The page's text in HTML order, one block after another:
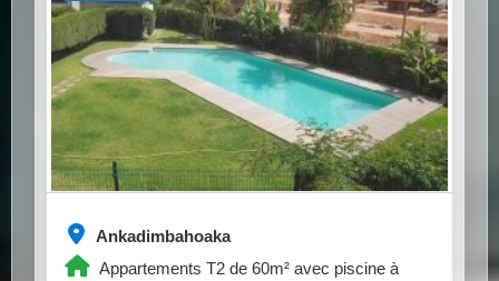
Ankadimbahoaka
Appartements T2 de 60m² avec piscine à